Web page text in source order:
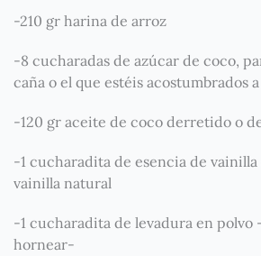
-210 gr harina de arroz
-8 cucharadas de azúcar de coco,
caña o el que estéis acostumbrados
-120 gr aceite de coco derretido o
-1 cucharadita de esencia de vainilla
vainilla natural
-1 cucharadita de levadura en polvo
hornear-